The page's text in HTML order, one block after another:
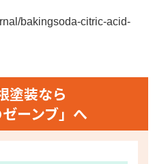
bakingsoda-citric-acid-
塗装なら
ゼーンブ」へ